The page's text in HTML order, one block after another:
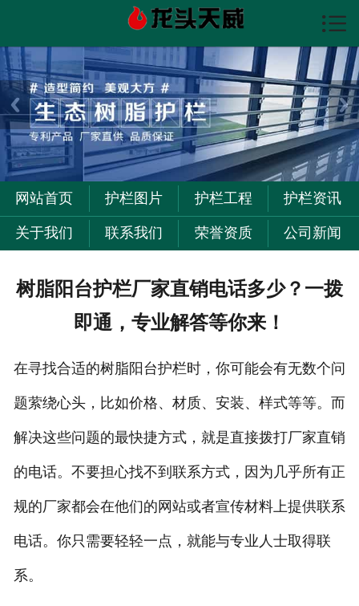

护栏图片
护栏资讯
护栏工程
关于我们
联系我们

网站首页 护栏图片 护栏工程 护栏资讯
关于我们 联系我们 荣誉资质 公司新闻
树脂阳台护栏厂家直销电话多少？一拨
即通，专业解答等你来！
在寻找合适的树脂阳台护栏时，你可能会有无数个问
题萦绕心头，比如价格、材质、安装、样式等等。而
解决这些问题的最快捷方式，就是直接拨打厂家直销
的电话。不要担心找不到联系方式，因为几乎所有正
规的厂家都会在他们的网站或者宣传材料上提供联系
电话。你只需要轻轻一点，就能与专业人士取得联
系。